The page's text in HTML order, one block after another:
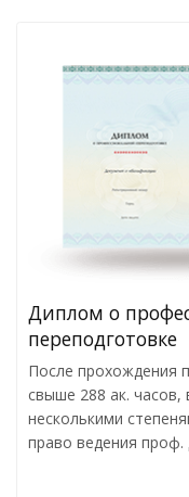
Диплом о
переподготовке
После прохождения
свыше 288 ак.
несколькими
право ведения проф.